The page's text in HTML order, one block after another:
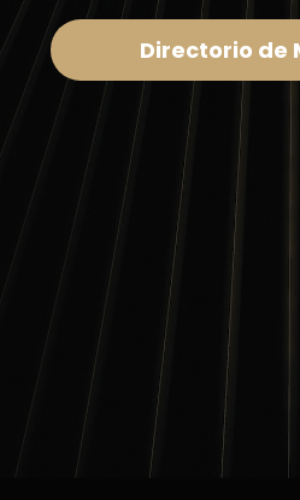
Directorio de